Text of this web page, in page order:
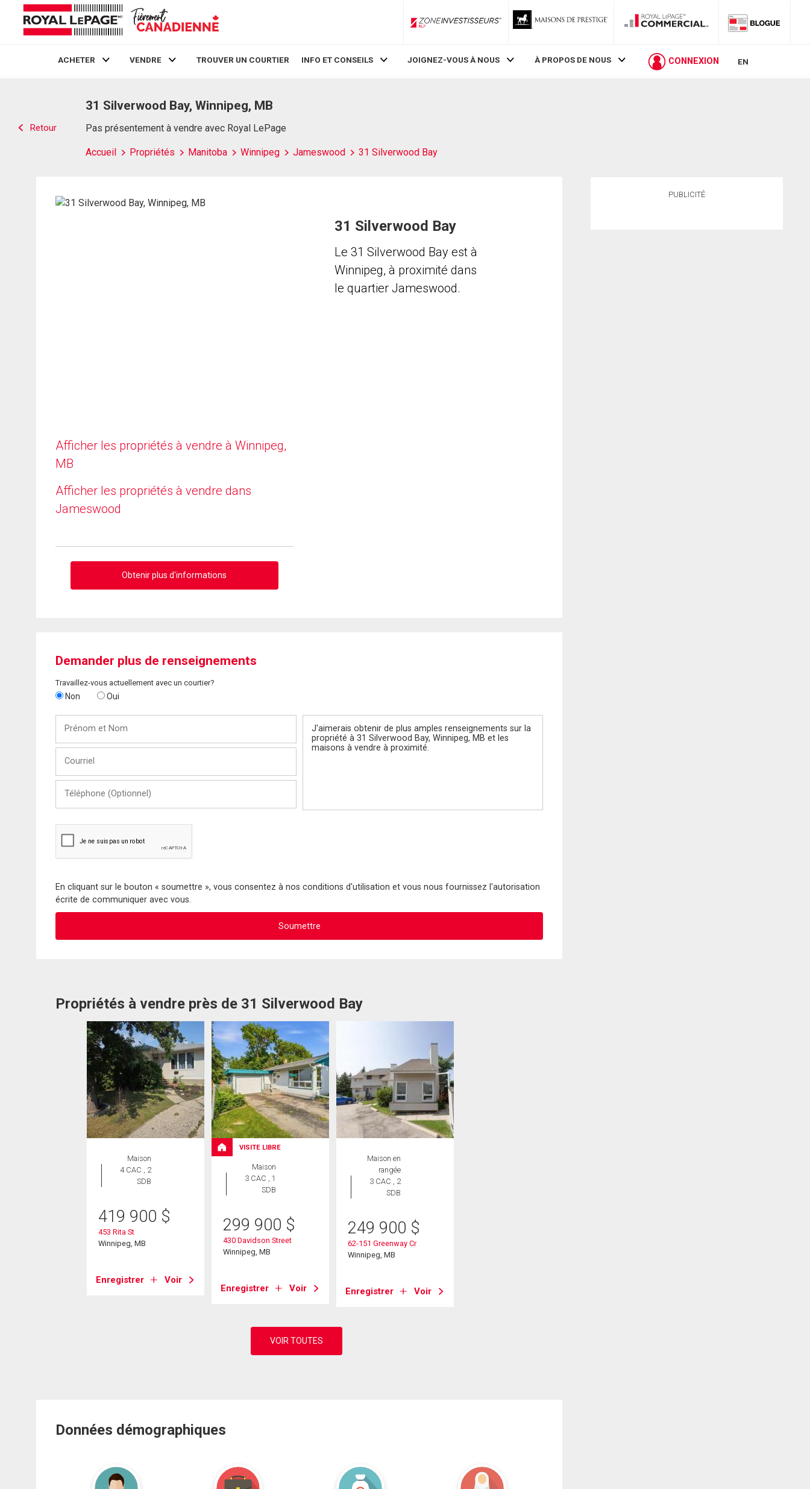
ZoneInvestisseurs RLP
ACHETER VENDRE TROUVER UN COURTIER INFO ET CONSEILS JOIGNEZ-VOUS À NOUS À PROPOS DE NOUS CONNEXION EN
Retour
31 Silverwood Bay, Winnipeg, MB
Pas présentement à vendre avec Royal LePage
Accueil Propriétés Manitoba Winnipeg Jameswood 31 Silverwood Bay
Afficher les propriétés à vendre à Winnipeg,
MB
Afficher les propriétés à vendre dans
Jameswood
Obtenir plus d'informations
31 Silverwood Bay
Le 31 Silverwood Bay est à
Winnipeg, à proximité dans
le quartier Jameswood.
Demander plus de renseignements
Travaillez-vous actuellement avec un courtier?
Non Oui
Nom
(Optionnel)
En cliquant sur le bouton « soumettre », vous consentez à nos conditions d'utilisation et vous nous fournissez l'autorisation
écrite de communiquer avec vous.
Propriétés à vendre près de 31 Silverwood Bay
Maison
4 CAC , 2
SDB
419 900 $
453 Rita St
Winnipeg, MB
Enregistrer Voir
VISITE LIBRE
Maison
3 CAC , 1
SDB
299 900 $
430 Davidson Street
Winnipeg, MB
Enregistrer Voir
Maison en
rangée
3 CAC , 2
SDB
249 900 $
62-151 Greenway Cr
Winnipeg, MB
Enregistrer Voir
Données démographiques
PUBLICITÉ